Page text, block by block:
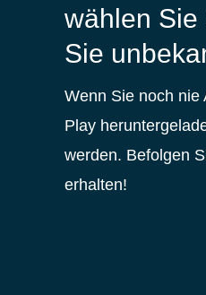
wählen Sie
Sie
Wenn Sie noch nie
Play
werden. Befolgen
erhalten!